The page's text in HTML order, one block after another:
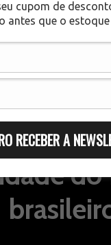
cupom de
antes que o estoque
RECEBER A
ESPORTIVA